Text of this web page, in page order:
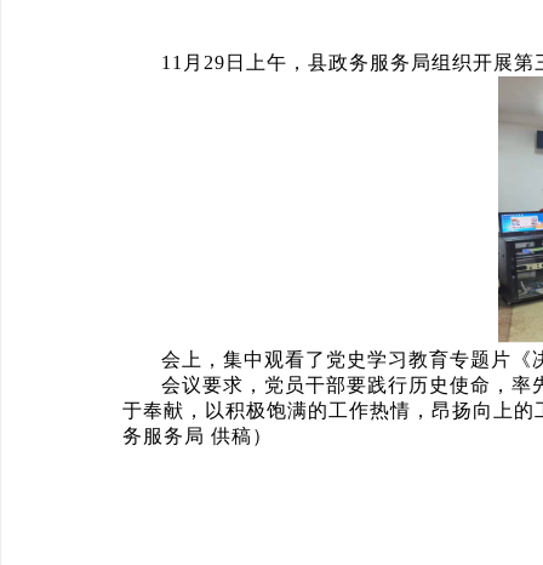
11月29日上午，县政务服务局组织开展
会上，集中观看了党史学习教育专题片《
会议要求，党员干部要践行历史使命，
于奉献，以积极饱满的工作热情，昂扬向上
务服务局 供稿）